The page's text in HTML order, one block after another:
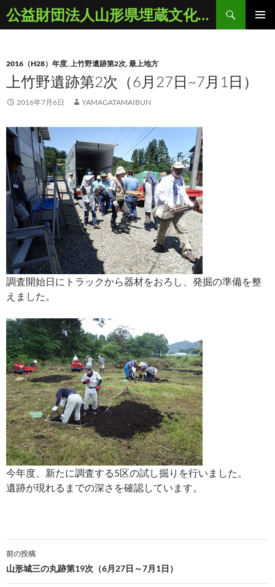
ン
ツ
ッ
公益財団法人山形県埋蔵文化財センター
検
索
2016（H28）年度,上竹野遺跡第2次,最上地方
上竹野遺跡第2次（6月27日~7月1日）
2016年7月6日 YAMAGATAMAIBUN
調査開始日にトラックから器材をおろし、発掘の準備を整
えました。
今年度、新たに調査する5区の試し掘りを行いました。
遺跡が現れるまでの深さを確認しています。
投
稿
前の投稿
山形城三の丸跡第19次（6月27日～7月1日）